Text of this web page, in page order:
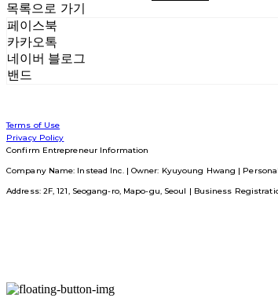
목록으로 가기
페이스북
카카오톡
네이버 블로그
밴드
Terms of Use
Privacy Policy
Confirm Entrepreneur Information
Company Name: Instead Inc. | Owner: Kyuyoung Hwang |
Address: 2F, 121, Seogang-ro, Mapo-gu, Seoul | Business